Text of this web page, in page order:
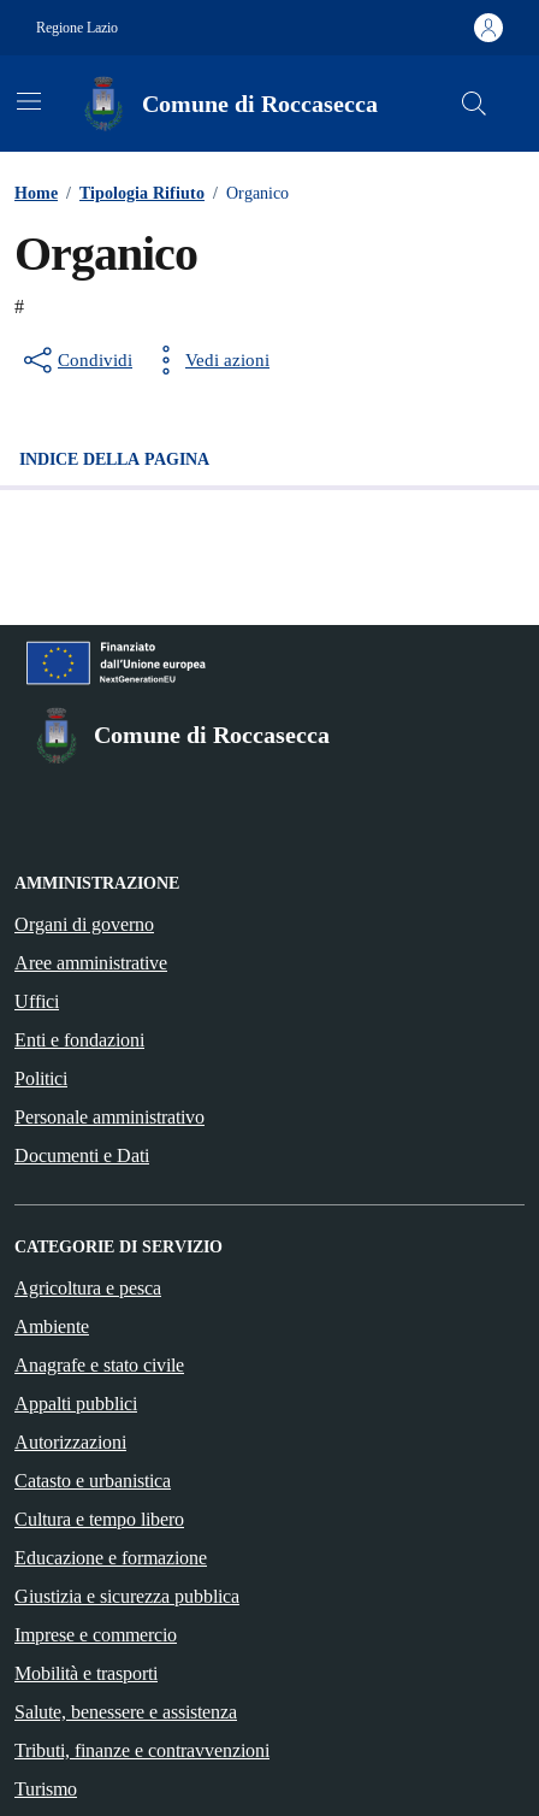
Regione Lazio
Comune di Roccasecca
Home / Tipologia Rifiuto / Organico
Organico
#
Condividi Vedi azioni
INDICE DELLA PAGINA
Comune di Roccasecca
AMMINISTRAZIONE
Organi di governo
Aree amministrative
Uffici
Enti e fondazioni
Politici
Personale amministrativo
Documenti e Dati
CATEGORIE DI SERVIZIO
Agricoltura e pesca
Ambiente
Anagrafe e stato civile
Appalti pubblici
Autorizzazioni
Catasto e urbanistica
Cultura e tempo libero
Educazione e formazione
Giustizia e sicurezza pubblica
Imprese e commercio
Mobilità e trasporti
Salute, benessere e assistenza
Tributi, finanze e contravvenzioni
Turismo